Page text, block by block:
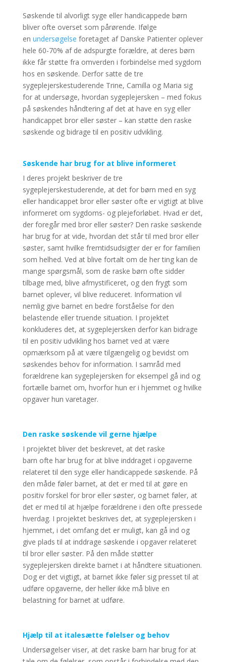
Søskende til alvorligt syge eller handicappede børn
bliver ofte overset som pårørende. Ifølge
en undersøgelse foretaget af Danske Patienter oplever
hele 60-70% af de adspurgte forældre, at deres børn
ikke får støtte fra omverden i forbindelse med sygdom
hos en søskende. Derfor satte de tre
sygeplejerskestuderende Trine, Camilla og Maria sig
for at undersøge, hvordan sygeplejersken – med fokus
på søskendes håndtering af det at have en syg eller
handicappet bror eller søster – kan støtte den raske
søskende og bidrage til en positiv udvikling.
Søskende har brug for at blive informeret
I deres projekt beskriver de tre
sygeplejerskestuderende, at det for børn med en syg
eller handicappet bror eller søster ofte er vigtigt at blive
informeret om sygdoms- og plejeforløbet. Hvad er det,
der foregår med bror eller søster? Den raske søskende
har brug for at vide, hvordan det står til med bror eller
søster, samt hvilke fremtidsudsigter der er for familien
som helhed. Ved at blive fortalt om de her ting kan de
mange spørgsmål, som de raske børn ofte sidder
tilbage med, blive afmystificeret, og den frygt som
barnet oplever, vil blive reduceret. Information vil
nemlig give barnet en bedre forståelse for den
belastende eller truende situation. I projektet
konkluderes det, at sygeplejersken derfor kan bidrage
til en positiv udvikling hos barnet ved at være
opmærksom på at være tilgængelig og bevidst om
søskendes behov for information. I samråd med
forældrene kan sygeplejersken for eksempel gå ind og
fortælle barnet om, hvorfor hun er i hjemmet og hvilke
opgaver hun varetager.
Den raske søskende vil gerne hjælpe
I projektet bliver det beskrevet, at det raske
barn ofte har brug for at blive inddraget i opgaverne
relateret til den syge eller handicappede søskende. På
den måde føler barnet, at det er med til at gøre en
positiv forskel for bror eller søster, og barnet føler, at
det er med til at hjælpe forældrene i den ofte pressede
hverdag. I projektet beskrives det, at sygeplejersken i
hjemmet, i det omfang det er muligt, kan gå ind og
give plads til at inddrage søskende i opgaver relateret
til bror eller søster. På den måde støtter
sygeplejersken direkte barnet i at håndtere situationen.
Dog er det vigtigt, at barnet ikke føler sig presset til at
udføre opgaverne, der heller ikke må blive en
belastning for barnet at udføre.
Hjælp til at italesætte følelser og behov
Undersøgelser viser, at det raske barn har brug for at